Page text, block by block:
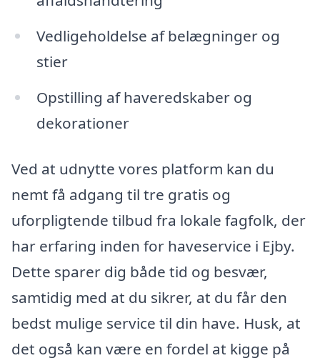
Vedligeholdelse af belægninger og
stier
Opstilling af haveredskaber og
dekorationer
Ved at udnytte vores platform kan du
nemt få adgang til tre gratis og
uforpligtende tilbud fra lokale fagfolk, der
har erfaring inden for haveservice i Ejby.
Dette sparer dig både tid og besvær,
samtidig med at du sikrer, at du får den
bedst mulige service til din have. Husk, at
det også kan være en fordel at kigge på